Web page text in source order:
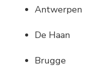
Antwerpen
De Haan
Brugge